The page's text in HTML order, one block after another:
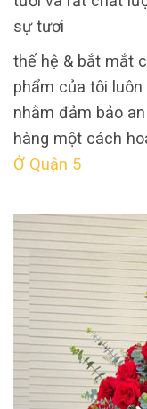
sự tươi
thế hệ & bắt mắt
phẩm của tôi
nhằm đảm bảo
hàng một cách
Ở Quận 5